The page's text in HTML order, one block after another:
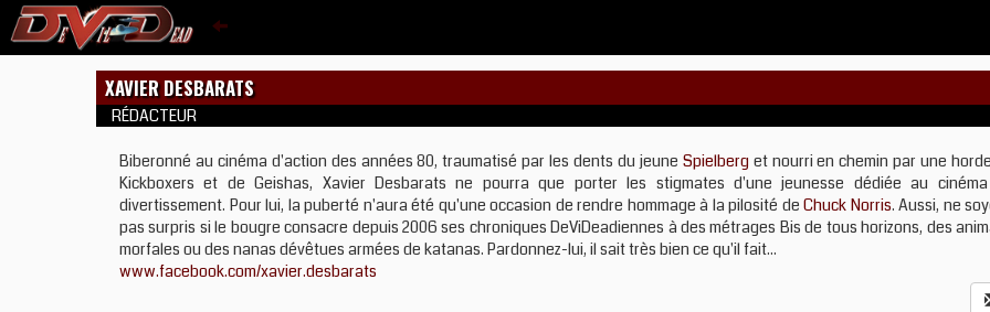
XAVIER DESBARATS
RÉDACTEUR
Biberonné au cinéma d'action des années 80, traumatisé par les dents du jeune Spielberg et nourri en chemin par une
Kickboxers et de Geishas, Xavier Desbarats ne pourra que porter les stigmates d'une jeunesse dédiée au
divertissement. Pour lui, la puberté n'aura été qu'une occasion de rendre hommage à la pilosité de Chuck Norris. Aussi, ne
pas surpris si le bougre consacre depuis 2006 ses chroniques DeViDeadiennes à des métrages Bis de tous horizons, des
morfales ou des nanas dévêtues armées de katanas. Pardonnez-lui, il sait très bien ce qu'il fait...
www.facebook.com/xavier.desbarats